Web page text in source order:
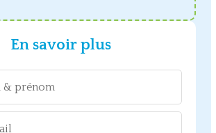
En savoir plus